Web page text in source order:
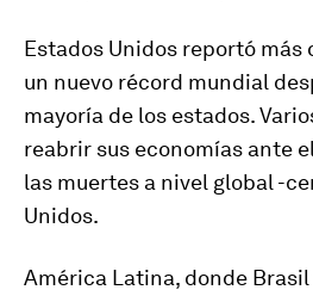
Estados Unidos reportó más
un nuevo récord mundial
mayoría de los estados.
reabrir sus economías ante
las muertes a nivel global -
Unidos.
América Latina, donde